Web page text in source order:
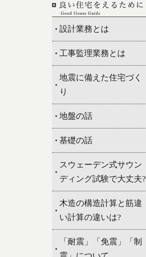
設計業務とは
工事監理業務とは
地震に備えた住宅づく
り
地盤の話
基礎の話
スウェーデン式サウン
ディング試験で大丈夫?
木造の構造計算と筋違
い計算の違いは?
「耐震」「免震」「制